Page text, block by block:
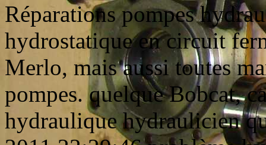
Réparations pompes
hydrostatique en circuit
Merlo, mais aussi toutes
pompes. quelque
hydraulique hydraulicien